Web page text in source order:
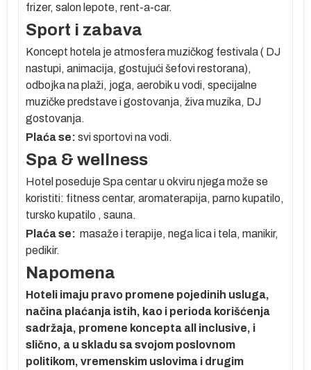
frizer, salon lepote, rent-a-car.
Sport i zabava
Koncept hotela je atmosfera muzičkog festivala ( DJ
nastupi, animacija, gostujući šefovi restorana),
odbojka na plaži, joga, aerobik u vodi, specijalne
muzičke predstave i gostovanja, živa muzika, DJ
gostovanja.
Plaća se: svi sportovi na vodi.
Spa & wellness
Hotel poseduje Spa centar u okviru njega može se
koristiti: fitness centar, aromaterapija, parno kupatilo,
tursko kupatilo , sauna.
Plaća se: masaže i terapije, nega lica i tela, manikir,
pedikir.
Napomena
Hoteli imaju pravo promene pojedinih usluga,
načina plaćanja istih, kao i perioda korišćenja
sadržaja, promene koncepta all inclusive, i
slično, a u skladu sa svojom poslovnom
politikom, vremenskim uslovima i drugim